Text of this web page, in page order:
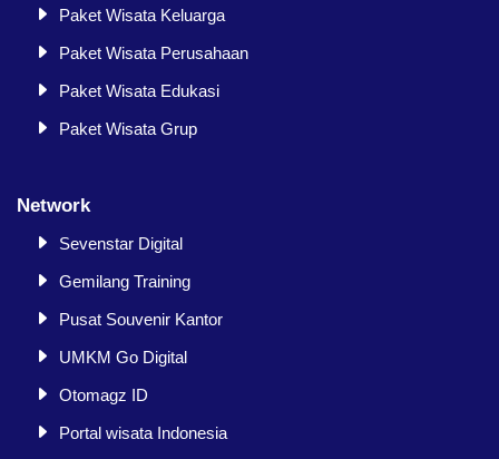
Paket Wisata Keluarga
Paket Wisata Perusahaan
Paket Wisata Edukasi
Paket Wisata Grup
Network
Sevenstar Digital
Gemilang Training
Pusat Souvenir Kantor
UMKM Go Digital
Otomagz ID
Portal wisata Indonesia